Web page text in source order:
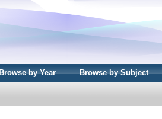
by Year Browse by Subject